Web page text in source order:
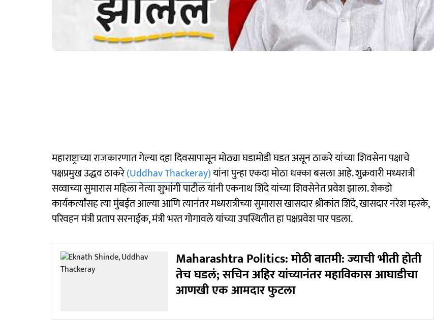
महाराष्ट्राच्या राजकारणात गेल्या दहा दिवसापासून मोठ्या घडामोडी घडत असून ठाकरे यांच्या शिवसेना पक्षाचे
पक्षप्रमुख उद्धव ठाकरे(Uddhav Thackeray)यांना पुन्हा एकदा मोठा धक्का बसला आहे. शुक्रवारी मध्यरात्री
सव्वाच्या सुमारास महिला नेत्या शुभांगी पाटील यांनी एकनाथ शिंदे यांच्या शिवसेनेत प्रवेश झाला. शेकडो
कार्यकर्त्यांसह त्या मुंबईत आल्या आणि त्यानंतर मध्यरात्रीच्या सुमारास खासदार श्रीकांत शिंदे, खासदार नरेश म्हस्के,
परिवहन मंत्री प्रताप सरनाईक, मंत्री भरत गोगावले यांच्या उपस्थितीत हा पक्षप्रवेश पार पडला.
Maharashtra Politics: मोठी बातमी: ज्याची भीती होती
तेच घडलं; सचिन अहिर यांच्यानंतर महाविकास आघाडीचा
आणखी एक आमदार फुटला